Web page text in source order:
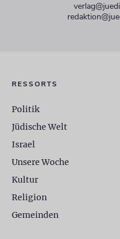
RESSORTS
Politik
Jüdische Welt
Israel
Unsere Woche
Kultur
Religion
Gemeinden